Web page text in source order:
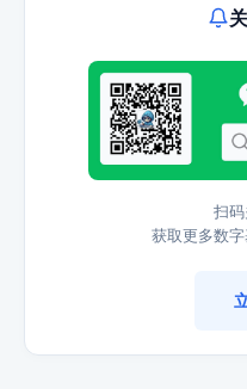
扫
获取更多数